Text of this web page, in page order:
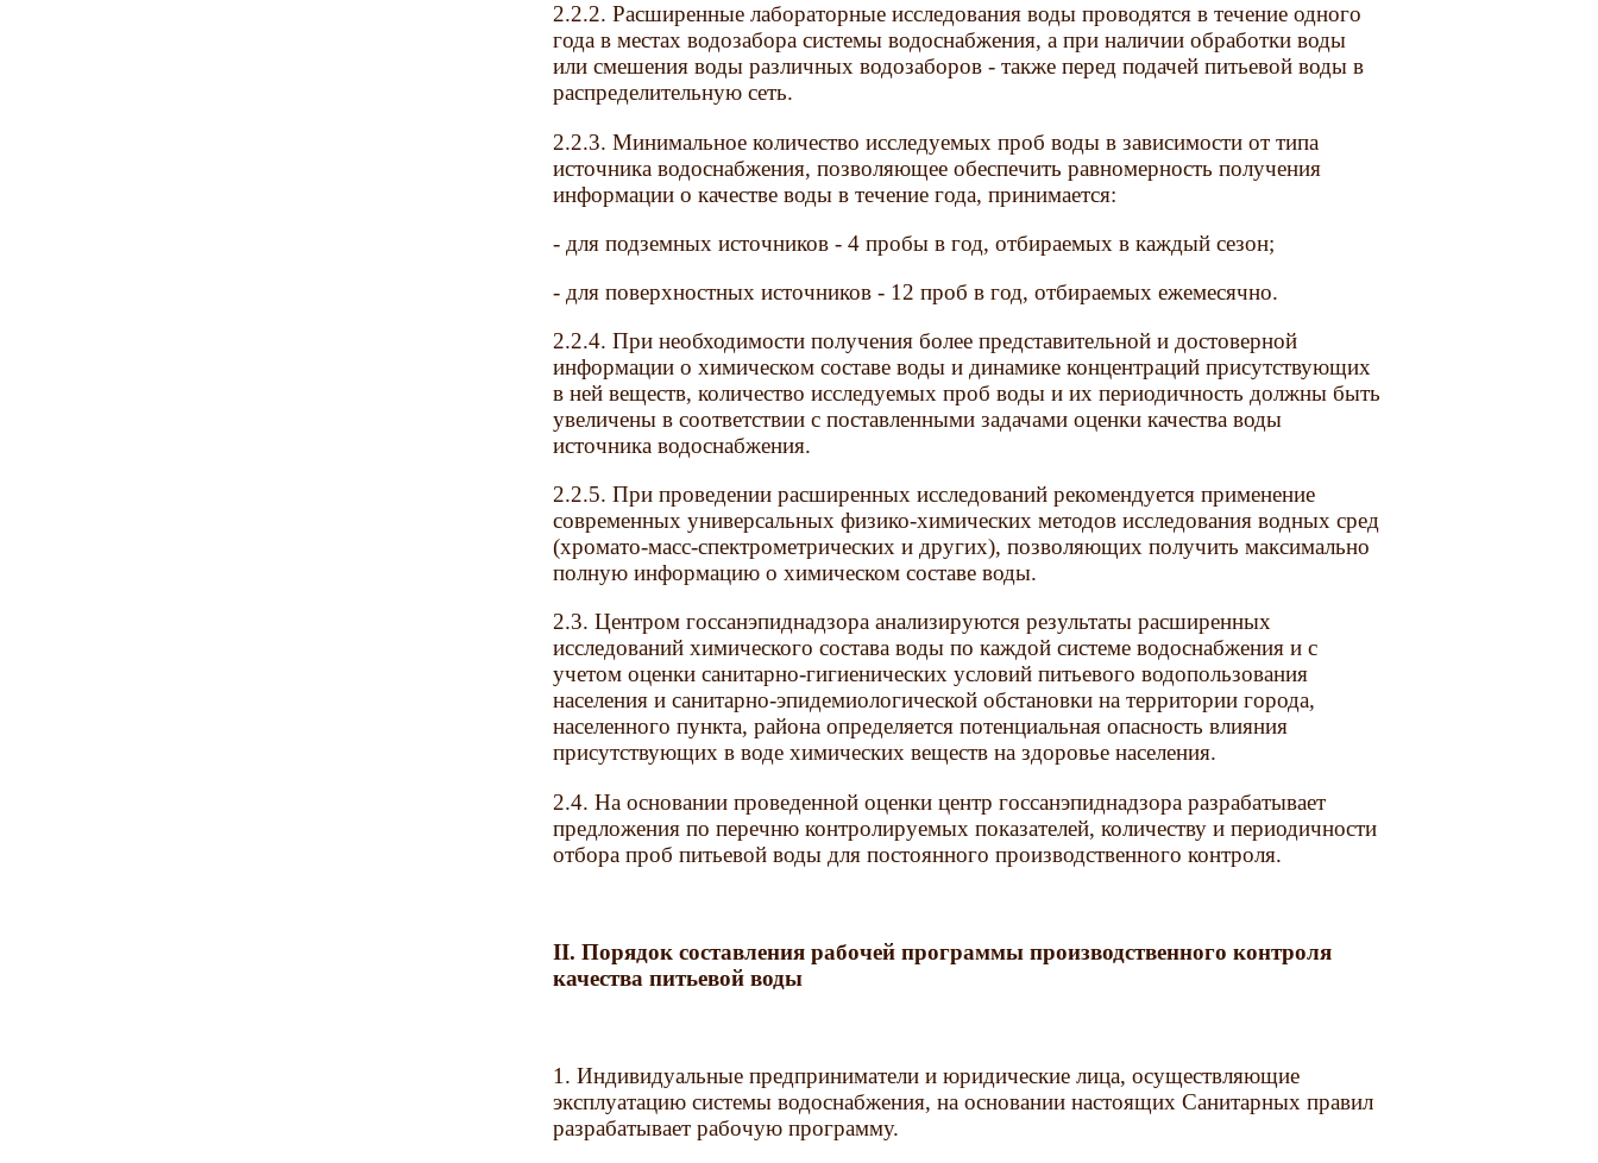
2.2.2. Расширенные лабораторные исследования воды проводятся в течение одного
года в местах водозабора системы водоснабжения, а при наличии обработки воды
или смешения воды различных водозаборов - также перед подачей питьевой воды в
распределительную сеть.
2.2.3. Минимальное количество исследуемых проб воды в зависимости от типа
источника водоснабжения, позволяющее обеспечить равномерность получения
информации о качестве воды в течение года, принимается:
- для подземных источников - 4 пробы в год, отбираемых в каждый сезон;
- для поверхностных источников - 12 проб в год, отбираемых ежемесячно.
2.2.4. При необходимости получения более представительной и достоверной
информации о химическом составе воды и динамике концентраций присутствующих
в ней веществ, количество исследуемых проб воды и их периодичность должны быть
увеличены в соответствии с поставленными задачами оценки качества воды
источника водоснабжения.
2.2.5. При проведении расширенных исследований рекомендуется применение
современных универсальных физико-химических методов исследования водных сред
(хромато-масс-спектрометрических и других), позволяющих получить максимально
полную информацию о химическом составе воды.
2.3. Центром госсанэпиднадзора анализируются результаты расширенных
исследований химического состава воды по каждой системе водоснабжения и с
учетом оценки санитарно-гигиенических условий питьевого водопользования
населения и санитарно-эпидемиологической обстановки на территории города,
населенного пункта, района определяется потенциальная опасность влияния
присутствующих в воде химических веществ на здоровье населения.
2.4. На основании проведенной оценки центр госсанэпиднадзора разрабатывает
предложения по перечню контролируемых показателей, количеству и периодичности
отбора проб питьевой воды для постоянного производственного контроля.
II. Порядок составления рабочей программы производственного контроля
качества питьевой воды
1. Индивидуальные предприниматели и юридические лица, осуществляющие
эксплуатацию системы водоснабжения, на основании настоящих Санитарных правил
разрабатывает рабочую программу.